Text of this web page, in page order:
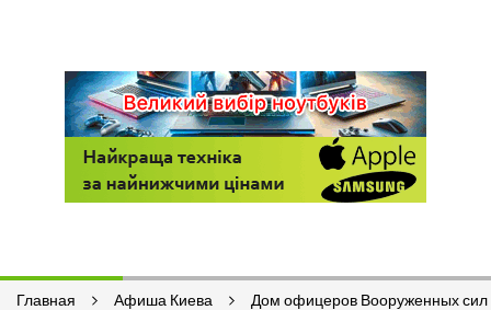
Главная Афиша Киева Дом офицеров Вооруженных сил